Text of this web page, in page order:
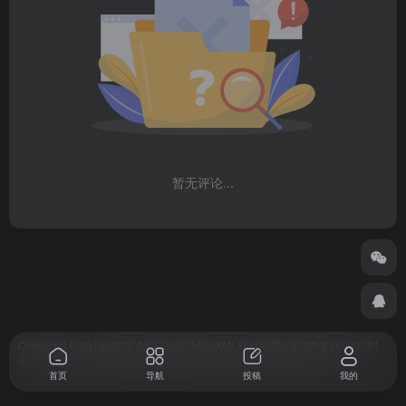
暂无评论...
Copyright © 2013-2026 AIGC工具导航 | XML站点地图 | 冀ICP备16009791
号-3 | 基于WordPress搭建 | 服务器托管于腾讯云 | 附件托管于七牛云
首页 导航 投稿 我的